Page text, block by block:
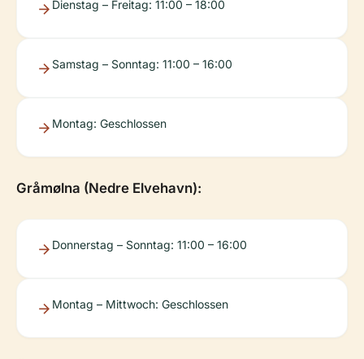
Dienstag – Freitag: 11:00 – 18:00
Samstag – Sonntag: 11:00 – 16:00
Montag: Geschlossen
Gråmølna (Nedre Elvehavn):
Donnerstag – Sonntag: 11:00 – 16:00
Montag – Mittwoch: Geschlossen